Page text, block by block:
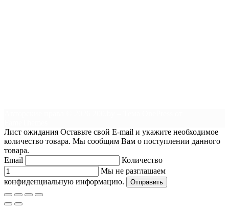
Лист ожидания Оставьте свой E-mail и укажите необходимое
количество товара. Мы сообщим Вам о поступлении данного
товара.
Email
Количество
Мы не разглашаем
конфиденциальную информацию.
Отправить